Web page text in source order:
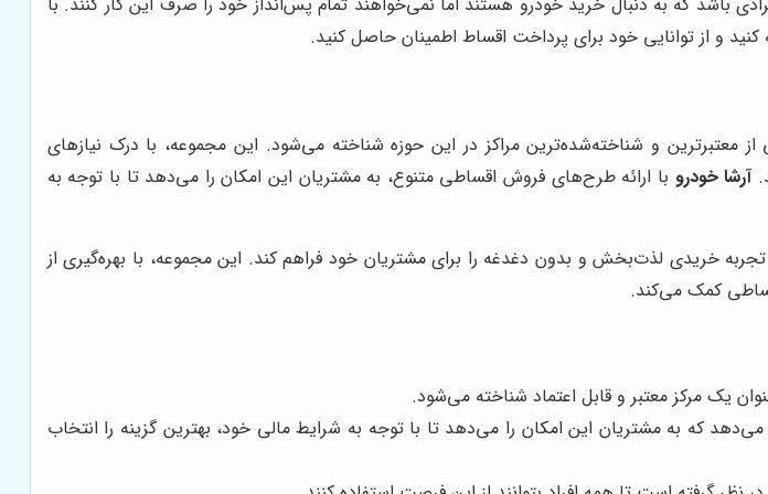
و از توانایی خود برای پرداخت اقساط اطمینان حاصل کنید.
از معتبرترین و شناخته‌شده‌ترین مراکز در این حوزه شناخته می‌شود. این مجموعه، با درک نیازهای
آرشا خودرو با ارائه طرح‌های فروش اقساطی متنوع، به مشتریان این امکان را می‌دهد تا با توجه به
خریدی لذت‌بخش و بدون دغدغه را برای مشتریان خود فراهم کند. این مجموعه، با بهره‌گیری از
کمک می‌کند.
یک مرکز معتبر و قابل اعتماد شناخته می‌شود.
که به مشتریان این امکان را می‌دهد تا با توجه به شرایط مالی خود، بهترین گزینه را انتخاب